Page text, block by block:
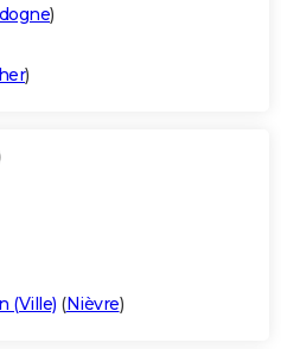
)
)
(Ville) (Nièvre)